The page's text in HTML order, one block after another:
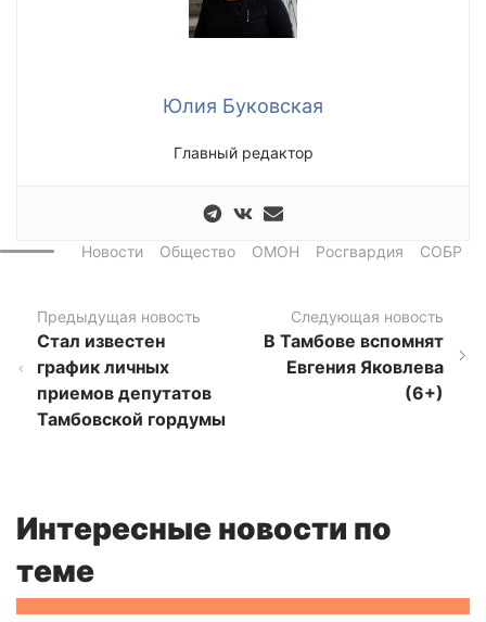
Юлия Буковская
Главный редактор
Новости Общество ОМОН Росгвардия СОБР
Предыдущая новость
Стал известен
график личных
приемов депутатов
Тамбовской гордумы
Следующая новость
В Тамбове вспомнят
Евгения Яковлева
(6+)
Интересные новости по
теме